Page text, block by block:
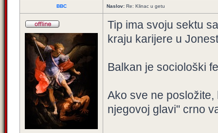
BBC Naslov: Re: Klinac u getu
Tip ima svoju sektu
kraju karijere u
Balkan je sociološki
Ako sve ne
njegovoj glavi" crno